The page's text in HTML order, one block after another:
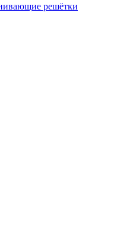
решётки